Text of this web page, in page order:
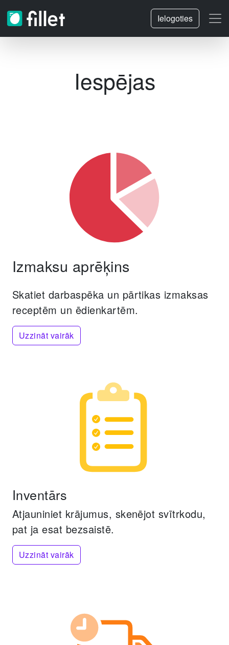
Ielogoties
Iespējas
Izmaksu aprēķins
Skatiet darbaspēka un pārtikas izmaksas
receptēm un ēdienkartēm.
Uzzināt vairāk
Inventārs
Atjauniniet krājumus, skenējot svītrkodu,
pat ja esat bezsaistē.
Uzzināt vairāk